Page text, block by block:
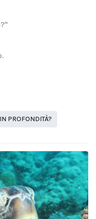
PROFONDITÀ?